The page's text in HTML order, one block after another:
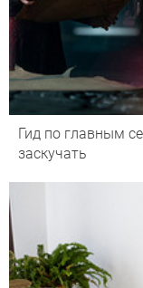
Гид по главным
заскучать